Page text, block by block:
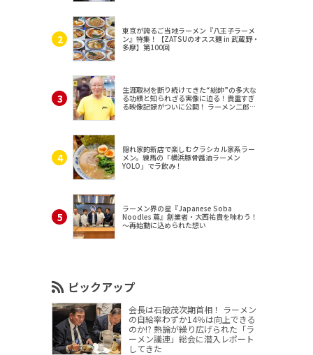
東京が誇るご当地ラーメン『八王子ラーメ
ン』特集！【ZATSUのオスス麺 in 武蔵野・
多摩】第100回
生涯取材を断り続けてきた“総帥”の多大な
る功績と知られざる実像に迫る！貴重すぎ
る映像記録がついに公開！ ラーメン二郎
隠れ家的新店で楽しむクラシカル家系ラー
メン。練馬の「横浜豚骨醤油ラーメン
YOLO」でラ飲み！
ラーメン界の星『Japanese Soba
Noodles 蔦』創業者・大西祐貴を味わう！
～再始動に込められた想い
ピックアップ
会長は石破茂次期首相！ ラーメン
の自給率わずか14％は向上できる
のか!? 熱論が繰り広げられた「ラ
ーメン議連」総会に潜入レポート
してきた